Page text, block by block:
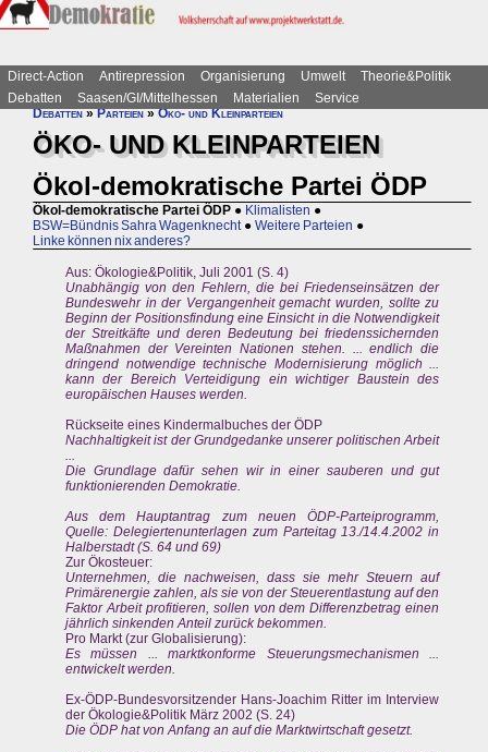
Direct-Action Antirepression Organisierung Umwelt
Theorie&Politik
Debatten
Saasen/GI/Mittelhessen Materialien
Service
Debatten»Parteien»Öko- und Kleinparteien
ÖKO- UND KLEINPARTEIEN
Ökol-demokratische Partei ÖDP
Ökol-demokratische Partei ÖDP ● Klimalisten ●
BSW=Bündnis Sahra Wagenknecht ● Weitere Parteien ●
Linke können nix anderes?
Aus: Ökologie&Politik, Juli 2001 (S. 4)
Unabhängig von den Fehlern, die bei Friedenseinsätzen der
Bundeswehr in der Vergangenheit gemacht wurden, sollte zu
Beginn der Positionsfindung eine Einsicht in die Notwendigkeit
der Streitkäfte und deren Bedeutung bei friedenssichernden
Maßnahmen der Vereinten Nationen stehen. ... endlich die
dringend notwendige technische Modernisierung möglich ...
kann der Bereich Verteidigung ein wichtiger Baustein des
europäischen Hauses werden.
Rückseite eines Kindermalbuches der ÖDP
Nachhaltigkeit ist der Grundgedanke unserer politischen Arbeit
...
Die Grundlage dafür sehen wir in einer sauberen und gut
funktionierenden Demokratie.
Aus dem Hauptantrag zum neuen ÖDP-Parteiprogramm,
Quelle: Delegiertenunterlagen zum Parteitag 13./14.4.2002 in
Halberstadt (S. 64 und 69)
Zur Ökosteuer:
Unternehmen, die nachweisen, dass sie mehr Steuern auf
Primärenergie zahlen, als sie von der Steuerentlastung auf den
Faktor Arbeit profitieren, sollen von dem Differenzbetrag einen
jährlich sinkenden Anteil zurück bekommen.
Pro Markt (zur Globalisierung):
Es müssen ... marktkonforme Steuerungsmechanismen ...
entwickelt werden.
Ex-ÖDP-Bundesvorsitzender Hans-Joachim Ritter im Interview
der Ökologie&Politik März 2002 (S. 24)
Die ÖDP hat von Anfang an auf die Marktwirtschaft gesetzt.